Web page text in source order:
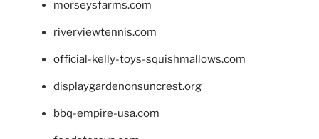
morseysfarms.com
riverviewtennis.com
official-kelly-toys-squishmallows.com
displaygardenonsuncrest.org
bbq-empire-usa.com